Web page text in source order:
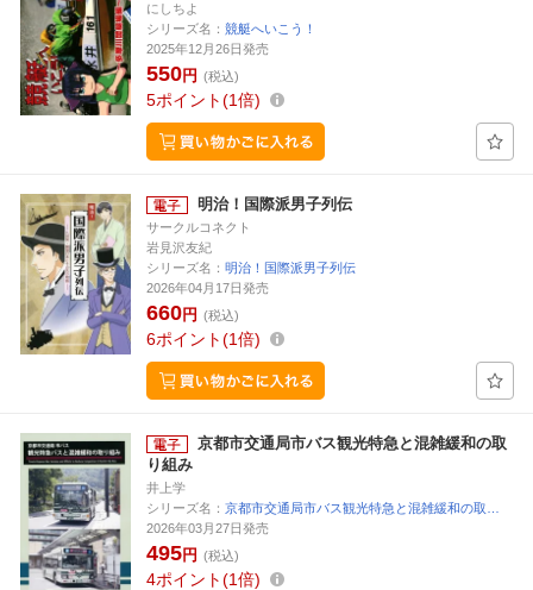
にしちよ
シリーズ名： 競艇へいこう！
2025年12月26日発売
550円 (税込)
5ポイント 1倍
明治！国際派男子列伝
サークルコネクト
岩見沢友紀
シリーズ名： 明治！国際派男子列伝
2026年04月17日発売
660円 (税込)
6ポイント 1倍
京都市交通局市バス観光特急と混雑緩和の取
り組み
井上学
シリーズ名： 京都市交通局市バス観光特急と混雑緩和の取…
2026年03月27日発売
495円 (税込)
4ポイント 1倍